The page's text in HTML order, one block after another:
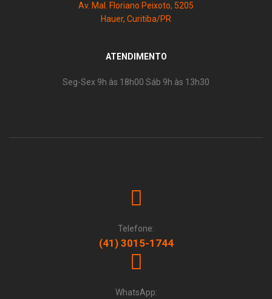
Av. Mal. Floriano Peixoto, 5205
Hauer, Curitiba/PR
ATENDIMENTO
Seg-Sex 9h às 18h00 Sáb 9h às 13h30
Telefone:
(41) 3015-1744
WhatsApp: